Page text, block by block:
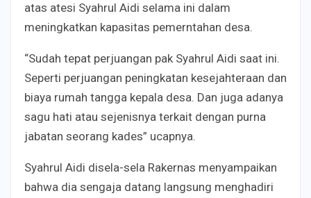
atas atesi Syahrul Aidi selama ini dalam
meningkatkan kapasitas pemerntahan desa.
“Sudah tepat perjuangan pak Syahrul Aidi saat ini.
Seperti perjuangan peningkatan kesejahteraan dan
biaya rumah tangga kepala desa. Dan juga adanya
sagu hati atau sejenisnya terkait dengan purna
jabatan seorang kades” ucapnya.
Syahrul Aidi disela-sela Rakernas menyampaikan
bahwa dia sengaja datang langsung menghadiri